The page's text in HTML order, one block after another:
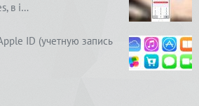
в i…
ID (учетную запись